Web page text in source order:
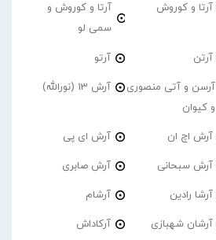
آرتا و کوروش
آرتا و کوروش و
سمی لو
آرتن آرتو
آرسن و آتی منصوری
و کیوان
آرش 13 (نورالله)
آرش اچ ان آرش ای پی
آرش سبحانی آرش صابری
آرشا رادین آرشام
آرشان شهبازی آرکاداش